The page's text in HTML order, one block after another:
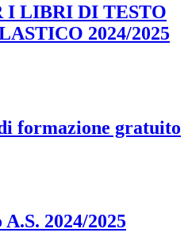
I LIBRI DI TESTO
2024/2025
formazione gratuito
2024/2025